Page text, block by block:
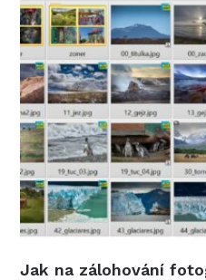
Jak na zálohování